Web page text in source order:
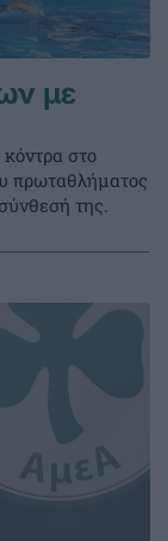
με
στο
πρωταθλήματος
της.